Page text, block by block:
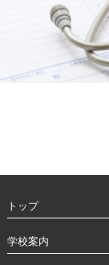
トップ
学校案内